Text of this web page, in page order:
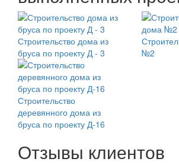
Строительство дома из
бруса по проекту Д - 3
№2
Строительство
деревянного дома из
бруса по проекту Д-16
Отзывы клиентов